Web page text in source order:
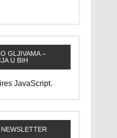
GLJIVAMA –
U BIH
JavaScript.